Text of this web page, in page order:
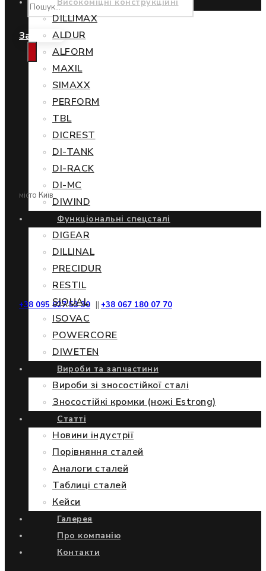
Замовити
місто Київ
+38 095 027 53 30 || +38 067 180 07 70
DILLIMAX
ALDUR
ALFORM
MAXIL
SIMAXX
PERFORM
TBL
DICREST
DI-TANK
DI-RACK
DI-MC
DIWIND
Функціональні спецсталі
DIGEAR
DILLINAL
PRECIDUR
RESTIL
SIQUAL
ISOVAC
POWERCORE
DIWETEN
Вироби та запчастини
Вироби зі зносостійкої сталі
Зносостійкі кромки (ножі Estrong)
Статті
Новини індустрії
Порівняння сталей
Аналоги сталей
Таблиці сталей
Кейси
Галерея
Про компанію
Контакти